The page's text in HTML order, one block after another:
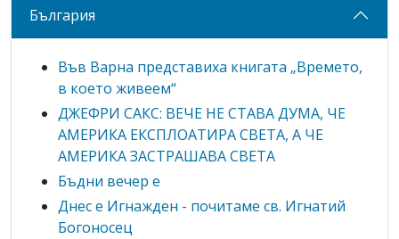
България
Във Варна представиха книгата „Времето,
в което живеем“
ДЖЕФРИ САКС: ВЕЧЕ НЕ СТАВА ДУМА, ЧЕ
АМЕРИКА ЕКСПЛОАТИРА СВЕТА, А ЧЕ
АМЕРИКА ЗАСТРАШАВА СВЕТА
Бъдни вечер е
Днес е Игнажден - почитаме св. Игнатий
Богоносец